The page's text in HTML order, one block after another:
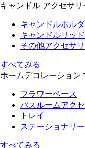
キャンドル アクセサリ
キャンドルホル
キャンドルリッ
その他アクセサ
すべてみる
ホームデコレーション
フラワーベース
バスルームアク
トレイ
ステーショナリー
すべてみる